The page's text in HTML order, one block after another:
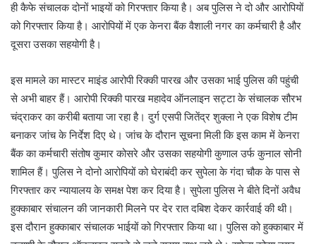
ही कैफे संचालक दोनों भाइयों को गिरफ्तार किया है। अब पुलिस ने दो और आरोपियों
को गिरफ्तार किया है। आरोपियों में एक केनरा बैंक वैशाली नगर का कर्मचारी है और
दूसरा उसका सहयोगी है।
इस मामले का मास्टर माइंड आरोपी रिक्की पारख और उसका भाई पुलिस की पहुंची
से अभी बाहर हैं। आरोपी रिक्की पारख महादेव ऑनलाइन सट्टा के संचालक सौरभ
चंद्राकर का करीबी बताया जा रहा है। दुर्ग एसपी जितेंद्र शुक्ला ने एक विशेष टीम
बनाकर जांच के निर्देश दिए थे। जांच के दौरान सूचना मिली कि इस काम में केनरा
बैंक का कर्मचारी संतोष कुमार कोसरे और उसका सहयोगी कुणाल उर्फ कुनाल सोनी
शामिल हैं। पुलिस ने दोनो आरोपियों को घेराबंदी कर सुपेला के गंदा चौक के पास से
गिरफ्तार कर न्यायालय के समक्ष पेश कर दिया है। सुपेला पुलिस ने बीते दिनों अवैध
हुक्काबार संचालन की जानकारी मिलने पर देर रात दबिश देकर कार्रवाई की थी।
इस दौरान हुक्काबार संचालक भाईयों को गिरफ्तार किया था। पुलिस को हुक्काबार में